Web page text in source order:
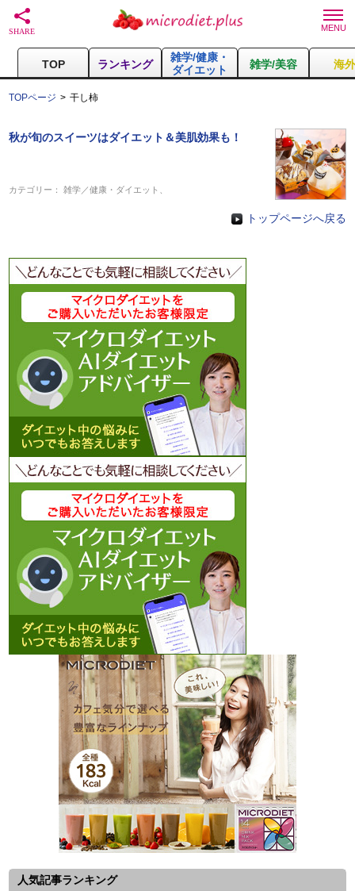
TOP ランキング
雑学/健康・
ダイエット
雑学/美容 海
TOPページ 干し柿
秋が旬のスイーツはダイエット＆美肌効果も！
カテゴリー：雑学／健康・ダイエット
トップページへ戻る
人気記事ランキング